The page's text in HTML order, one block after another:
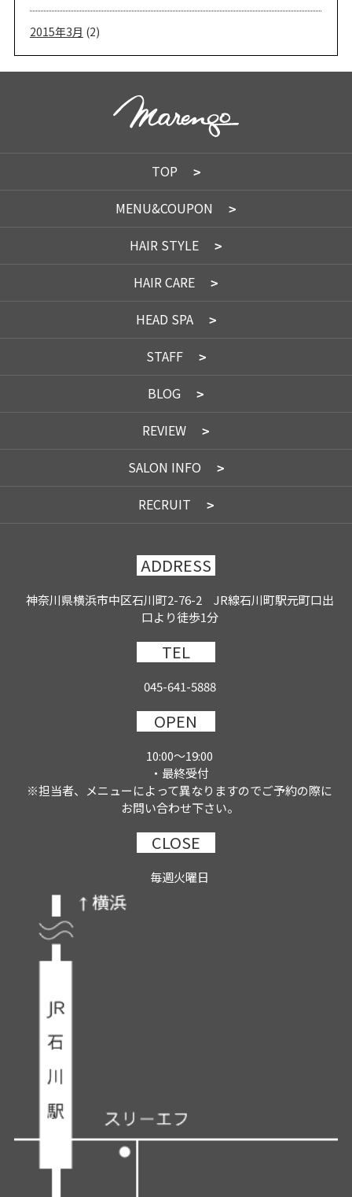
2015年3月 (2)
TOP
MENU&COUPON
HAIR STYLE
HAIR CARE
HEAD SPA
STAFF
BLOG
REVIEW
SALON INFO
RECRUIT
ADDRESS
神奈川県横浜市中区石川町2-76-2 JR線石川町駅元町口出
口より徒歩1分
TEL
045-641-5888
OPEN
10:00～19:00
・最終受付
※担当者、メニューによって異なりますのでご予約の際に
お問い合わせ下さい。
CLOSE
毎週火曜日